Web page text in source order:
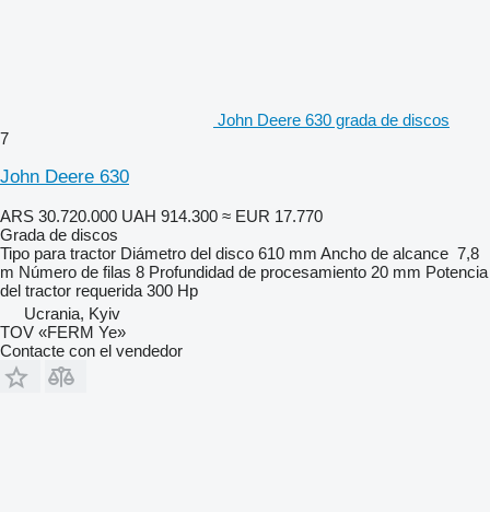
John Deere 630 grada de discos
7
John Deere 630
ARS 30.720.000 UAH 914.300 ≈ EUR 17.770
Grada de discos
Tipo para tractor Diámetro del disco 610 mm Ancho de alcance 7,8
m Número de filas 8 Profundidad de procesamiento 20 mm Potencia
del tractor requerida 300 Hp
Ucrania, Kyiv
TOV «FERM Ye»
Contacte con el vendedor